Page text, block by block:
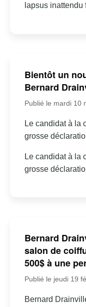
lapsus
Bientôt un
Bernard
Publié le mardi 10
Le candidat à la
grosse
Le candidat à la
grosse
Bernard
salon de
500$ à une
Publié le jeudi 19
Bernard